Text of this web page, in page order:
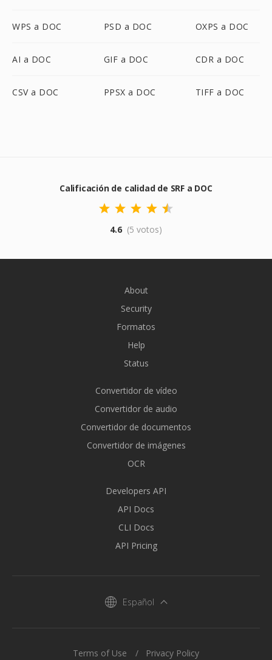
WPS a DOC PSD a DOC OXPS a DOC
AI a DOC GIF a DOC CDR a DOC
CSV a DOC PPSX a DOC TIFF a DOC
Calificación de calidad de SRF a DOC
4.6 (5 votos)
About
Security
Formatos
Help
Status
Convertidor de vídeo
Convertidor de audio
Convertidor de documentos
Convertidor de imágenes
OCR
Developers API
API Docs
CLI Docs
API Pricing
Español
Terms of Use Privacy Policy